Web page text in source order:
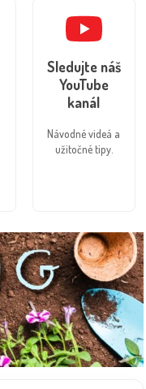
Sledujte náš
YouTube
kanál
Návodné videá a
užitočné tipy.